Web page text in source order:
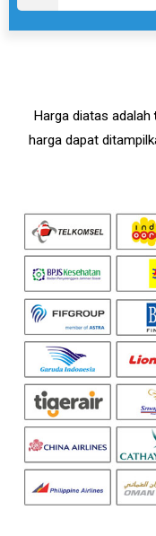
Harga diatas adalah
harga dapat